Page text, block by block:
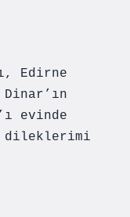
Edirne
evinde
dileklerimi